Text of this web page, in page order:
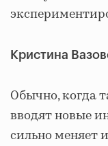
Кристина
Обычно, когда
вводят новые
сильно меняет